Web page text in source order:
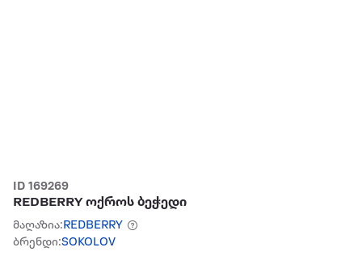
ID 169269
REDBERRY ოქროს ბეჭედი
მაღაზია: REDBERRY
ბრენდი:SOKOLOV